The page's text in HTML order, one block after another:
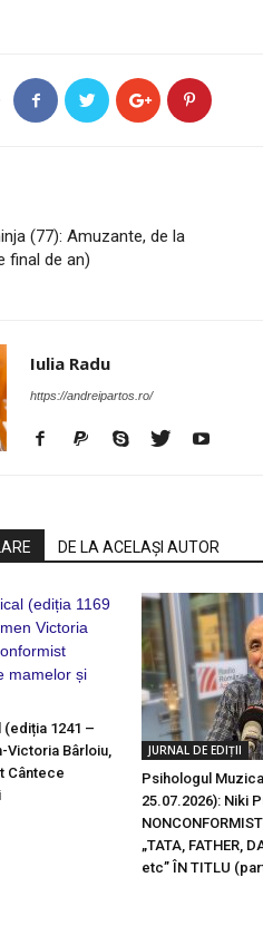
(77): Amuzante, de la
final de an)
Iulia Radu
https://andreipartos.ro/
DE LA ACELAȘI AUTOR
1241 –
Victoria Bârloiu,
Cântece
JURNAL DE EDIȚII
Psihologul
25.07.2026): Niki
„TATA, FATHER,
etc” ÎN TITLU